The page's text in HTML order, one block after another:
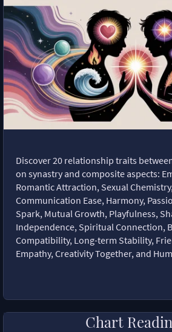
Discover 20 relationship traits
on synastry and composite aspects:
Romantic Attraction, Sexual
Communication Ease, Harmony,
Spark, Mutual Growth, Playfulness,
Independence, Spiritual Connection,
Compatibility, Long-term Stability,
Empathy, Creativity Together, and
Chart